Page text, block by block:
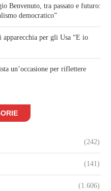
Benvenuto, tra passato e futuro:
democratico”
per gli Usa “E io
un’occasione per riflettere
(242)
(141)
(1.606)